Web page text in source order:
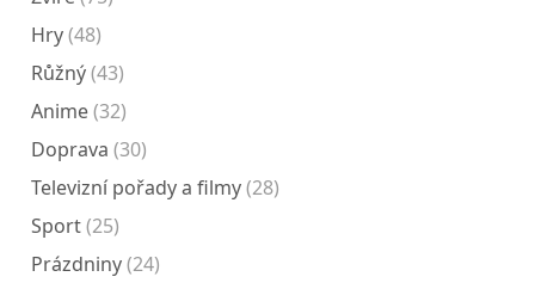
Hry(48)
Růžný(43)
Anime(32)
Doprava (30)
Televizní pořady a filmy(28)
Sport(25)
Prázdniny(24)